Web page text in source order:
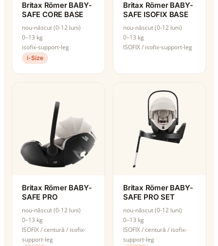
Britax Römer BABY-
SAFE CORE BASE
nou-născut (0-12 luni)
0–13 kg
isofix-support-leg
i-Size
Britax Römer BABY-
SAFE ISOFIX BASE
nou-născut (0-12 luni)
0–13 kg
ISOFIX / isofix-support-leg
Britax Römer BABY-
SAFE PRO
nou-născut (0-12 luni)
0–13 kg
ISOFIX / centură / isofix-
support-leg
Britax Römer BABY-
SAFE PRO SET
nou-născut (0-12 luni)
0–13 kg
ISOFIX / centură / isofix-
support-leg